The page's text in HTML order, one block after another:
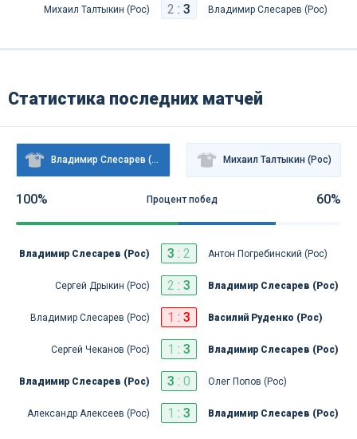
Михаил Талтыкин (Рос) 2 : 3 Владимир Слесарев (Рос)
Статистика последних матчей
Владимир Слесарев (Рос) Михаил Талтыкин (Рос)
100% Процент побед 60%
Владимир Слесарев (Рос) 3 : 2 Антон Погребинский (Рос)
Сергей Дрыкин (Рос) 2 : 3 Владимир Слесарев (Рос)
Владимир Слесарев (Рос) 1 : 3 Василий Руденко (Рос)
Сергей Чеканов (Рос) 1 : 3 Владимир Слесарев (Рос)
Владимир Слесарев (Рос) 3 : 0 Олег Попов (Рос)
Александр Алексеев (Рос) 1 : 3 Владимир Слесарев (Рос)